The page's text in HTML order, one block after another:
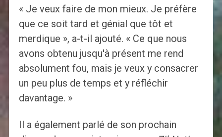
« Je veux faire de mon mieux. Je préfère
que ce soit tard et génial que tôt et
merdique », a-t-il ajouté. « Ce que nous
avons obtenu jusqu'à présent me rend
absolument fou, mais je veux y consacrer
un peu plus de temps et y réfléchir
davantage. »
Il a également parlé de son prochain